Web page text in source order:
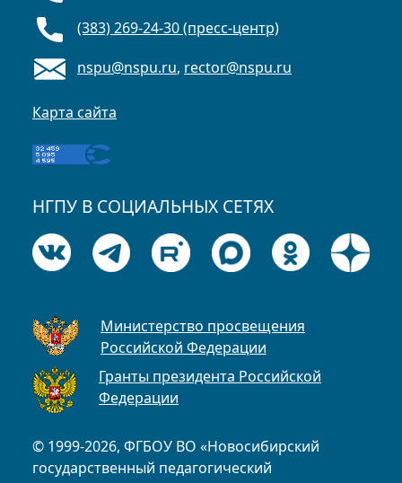
© 1999-2026, ФГБОУ ВО «Новосибирский
государственный педагогический
(383) 269-24-30 (пресс-центр)
nspu@nspu.ru, rector@nspu.ru
Карта сайта
НГПУ В СОЦИАЛЬНЫХ СЕТЯХ
Министерство просвещения
Российской Федерации
Гранты президента Российской
Федерации